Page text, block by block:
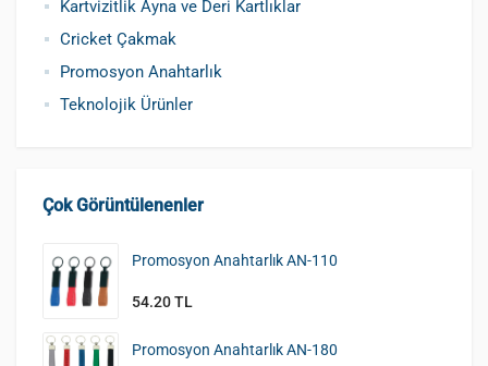
Pamuklu Şapka
Polyester Şapka
Baskılı Şapka Toptan
Kartvizitlik Ayna ve Deri Kartlıklar
Cricket Çakmak
Promosyon Anahtarlık
Teknolojik Ürünler
Çok Görüntülenenler
Promosyon Anahtarlık AN-110
54.20 TL
Promosyon Anahtarlık AN-180